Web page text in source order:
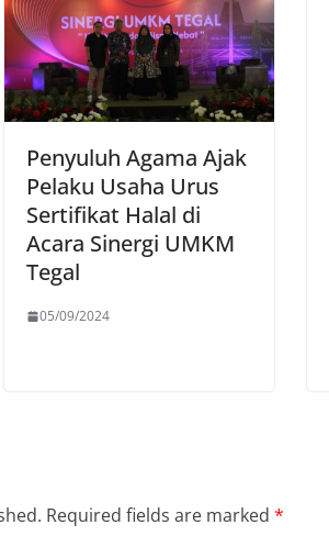
Penyuluh Agama Ajak
Pelaku Usaha Urus
Sertifikat Halal di
Acara Sinergi UMKM
Tegal
05/09/2024
Required fields are marked *